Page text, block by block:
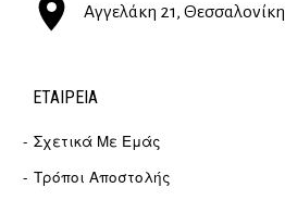
Αγγελάκη 21, Θεσσαλονίκη
ΕΤΑΙΡΕΊΑ
Σχετικά Με Εμάς
Τρόποι Αποστολής